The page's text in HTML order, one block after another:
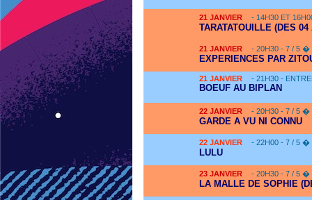
21 JANVIER - 14H30 ET
TARATATOUILLE (DES 04
21 JANVIER - 20H30 - 7 / 5 �
EXPERIENCES PAR
21 JANVIER - 21H30 -
BOEUF AU BIPLAN
22 JANVIER - 20H30 - 7 / 5 �
GARDE A VU NI CONNU
22 JANVIER - 22H00 - 7 / 5 �
LULU
23 JANVIER - 20H30 - 7 / 5 �
LA MALLE DE SOPHIE